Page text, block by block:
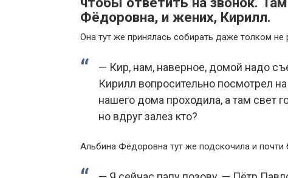
Фёдоровна, и жених, Кирилл.
Она тут же принялась собирать даже толком не
— Кир, нам, наверное, домой надо
Кирилл вопросительно посмотрел
нашего дома проходила, а там свет
но вдруг залез кто?
Альбина Фёдоровна тут же подскочила и почти